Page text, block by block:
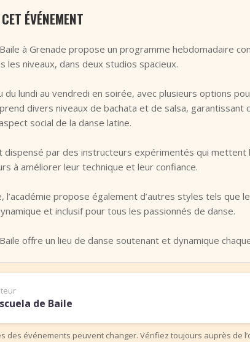
ÉVÉNEMENT
à Grenade propose un programme hebdomadaire
les niveaux, dans deux studios spacieux.
du lundi au vendredi en soirée, avec plusieurs options
divers niveaux de bachata et de salsa,
social de la danse latine.
dispensé par des instructeurs expérimentés qui mettent
à améliorer leur technique et leur confiance.
l’académie propose également d’autres styles tels que
et inclusif pour tous les passionnés de danse.
offre un lieu de danse soutenant et dynamique
de Baile
des événements peuvent changer. Vérifiez toujours auprès de